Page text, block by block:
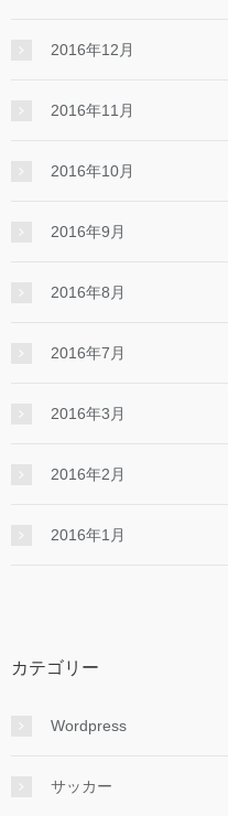
2016年12月
2016年11月
2016年10月
2016年9月
2016年8月
2016年7月
2016年3月
2016年2月
2016年1月
カテゴリー
Wordpress
サッカー